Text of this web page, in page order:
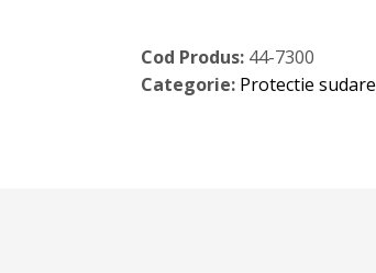
Cod Produs: 44-7300
Categorie: Protectie sudare